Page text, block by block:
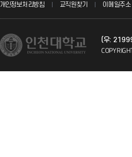
시설예약
개인정보처리방침 교직원찾기 이메일주
(우: